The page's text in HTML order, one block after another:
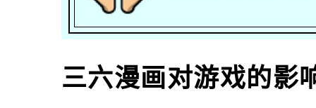
三六漫画对游戏的影